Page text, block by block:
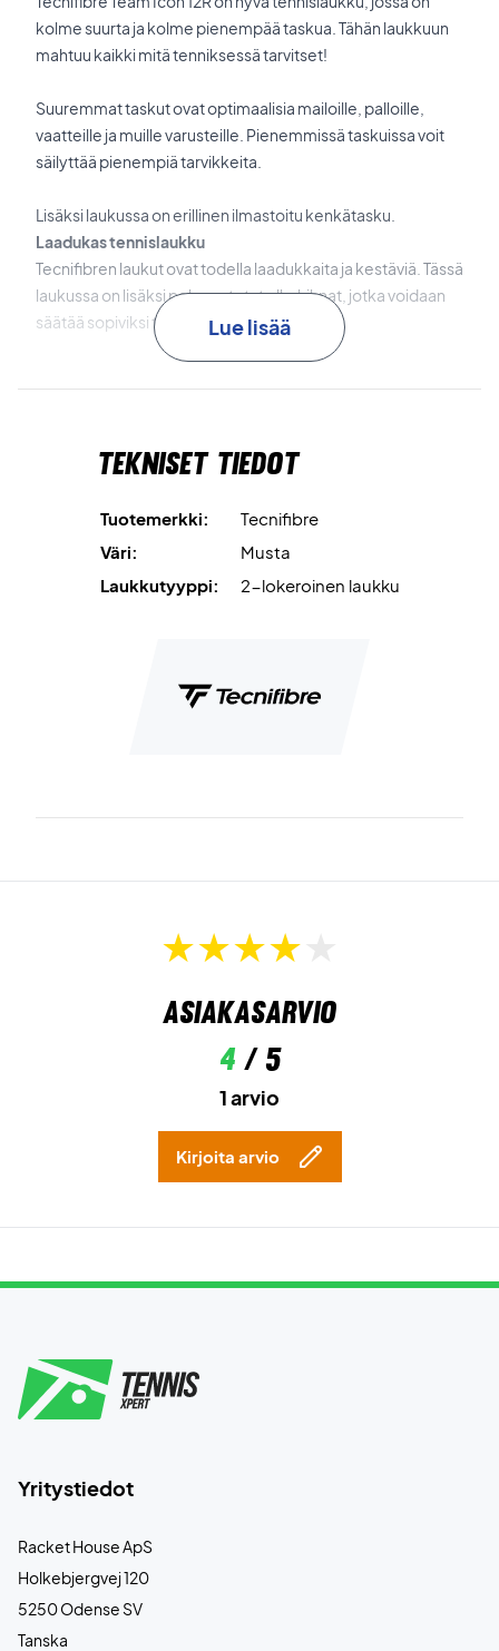
kolme suurta ja kolme pienempää taskua. Tähän laukkuun
mahtuu kaikki mitä tenniksessä tarvitset!
Suuremmat taskut ovat optimaalisia mailoille, palloille,
vaatteille ja muille varusteille. Pienemmissä taskuissa voit
säilyttää pienempiä tarvikkeita.
Lisäksi laukussa on erillinen ilmastoitu kenkätasku.
Laadukas tennislaukku
Tecnifibren laukut ovat todella laadukkaita ja kestäviä. Tässä
laukussa on lisäksi pehmustetut olkahihnat, jotka voidaan
säätää sopiviksi tarpeen mukaan.
Lue lisää
Tekniset tiedot
Tuotemerkki:
Tecnifibre
Väri:
Musta
Laukkutyyppi:
2-lokeroinen laukku
Asiakasarvio
4/ 5
1 arvio
Kirjoita arvio
Yritystiedot
Racket House ApS
Holkebjergvej 120
5250 Odense SV
Tanska